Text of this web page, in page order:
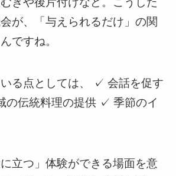
が、「与えられるだけ」の関
ですね。
る点としては、 ✓ 会話を促す
の伝統料理の提供 ✓ 季節のイ
立つ」体験ができる場面を意